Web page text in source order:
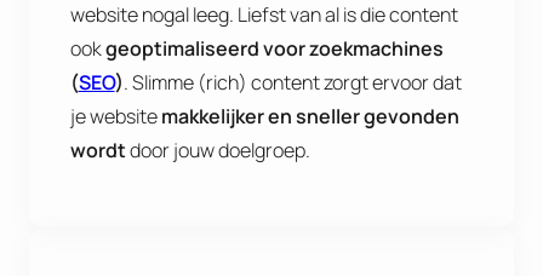
website nogal leeg. Liefst van al is die content
ookgeoptimaliseerd voor zoekmachines
(SEO). Slimme (rich) content zorgt ervoor dat
je websitemakkelijker en sneller gevonden
wordtdoor jouw doelgroep.